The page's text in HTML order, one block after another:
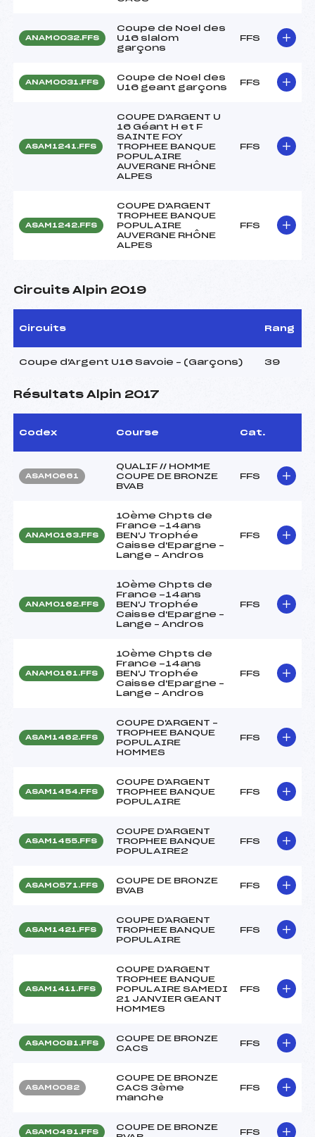
ANAM0032.FFS
Coupe de Noel des
U16 slalom
garçons
FFS
ANAM0031.FFS
Coupe de Noel des
U16 geant garçons
FFS
ASAM1241.FFS
COUPE D'ARGENT U
16 Géant H et F
SAINTE FOY
TROPHEE BANQUE
POPULAIRE
AUVERGNE RHÔNE
ALPES
FFS
ASAM1242.FFS
COUPE D'ARGENT
TROPHEE BANQUE
POPULAIRE
AUVERGNE RHÔNE
ALPES
FFS
Circuits Alpin 2019
Circuits Rang
Coupe d'Argent U16 Savoie – (Garçons) 39
Résultats Alpin 2017
Codex Course Cat.
ASAM0661
QUALIF // HOMME
COUPE DE BRONZE
BVAB
FFS
ANAM0163.FFS
10ème Chpts de
France -14ans
BEN'J Trophée
Caisse d'Epargne –
Lange – Andros
FFS
ANAM0162.FFS
10ème Chpts de
France -14ans
BEN'J Trophée
Caisse d'Epargne –
Lange – Andros
FFS
ANAM0161.FFS
10ème Chpts de
France -14ans
BEN'J Trophée
Caisse d'Epargne –
Lange – Andros
FFS
ASAM1462.FFS
COUPE D'ARGENT –
TROPHEE BANQUE
POPULAIRE
HOMMES
FFS
ASAM1454.FFS
COUPE D'ARGENT
TROPHEE BANQUE
POPULAIRE
FFS
ASAM1455.FFS
COUPE D'ARGENT
TROPHEE BANQUE
POPULAIRE2
FFS
ASAM0571.FFS
COUPE DE BRONZE
BVAB
FFS
ASAM1421.FFS
COUPE D'ARGENT
TROPHEE BANQUE
POPULAIRE
FFS
ASAM1411.FFS
COUPE D'ARGENT
TROPHEE BANQUE
POPULAIRE SAMEDI
21 JANVIER GEANT
HOMMES
FFS
ASAM0081.FFS
COUPE DE BRONZE
CACS
FFS
ASAM0082
COUPE DE BRONZE
CACS 3ème
manche
FFS
ASAM0491.FFS
COUPE DE BRONZE
FFS